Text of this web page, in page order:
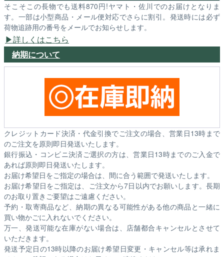
そこそこの長物でも送料870円!ヤマト・佐川でのお届けとなりま
す。一部は小型商品・メール便対応でさらに割引。発送時には必ず
荷物追跡用の番号をメールでお知らせします。
詳しくはこちら
納期について
クレジットカード決済・代金引換でご注文の場合、営業日13時まで
のご注文を原則即日発送いたします。
銀行振込・コンビニ決済ご選択の方は、営業日13時までのご入金で
あれば原則即日発送いたします。
お届け希望日をご指定の場合は、間に合う範囲で発送いたします。
お届け希望日をご指定は、ご注文から7日以内でお願いします。長期
のお取り置きご要望はご遠慮ください。
予約・取寄商品など、納期の異なる可能性がある他の商品と一緒に
買い物かごに入れないでください。
万一、発送可能な在庫がない場合は、店舗都合キャンセルとさせて
いただきます。
発送予定日の13時以降のお届け希望日変更・キャンセル等は承れま